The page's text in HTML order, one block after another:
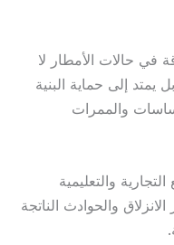
حالات الأمطار لا
إلى حماية البنية
والممرات
والتعليمية
والحوادث الناتجة